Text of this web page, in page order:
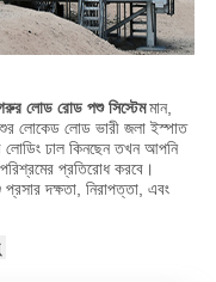
লোড রোড পশু সিস্টেমমান,
লোকেড লোড ভারী জলা ইস্পাত
ঢাল কিনছেন তখন আপনি
প্রতিরোধ করবে।
দক্ষতা, নিরাপত্তা, এবং